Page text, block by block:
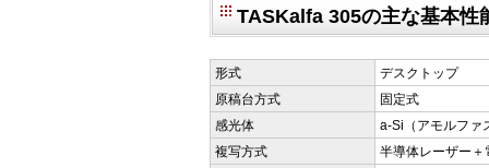
TASKalfa 305の主な基本性
形式
デスクトップ
原稿台方式
固定式
感光体
a-Si（アモルファ
複写方式
半導体レーザー